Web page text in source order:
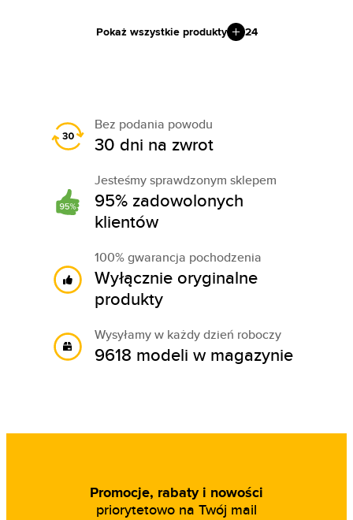
Pokaż wszystkie produkty 24
Bez podania powodu
30 dni na zwrot
Jesteśmy sprawdzonym sklepem
95% zadowolonych
klientów
100% gwarancja pochodzenia
Wyłącznie oryginalne
produkty
Wysyłamy w każdy dzień roboczy
9618 modeli w magazynie
Promocje, rabaty i nowości
priorytetowo na Twój mail